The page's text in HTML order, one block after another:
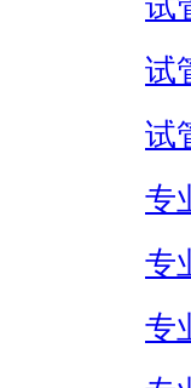
试
试
专
专
专